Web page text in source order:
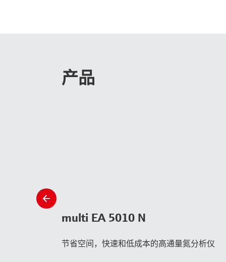
产品
multi EA 5010 N
节省空间，快速和低成本的高通量氮分析仪
slide
left